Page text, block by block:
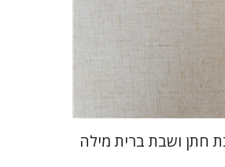
הנחת אתר ספר מודפס
חתן ושבת ברית מילה